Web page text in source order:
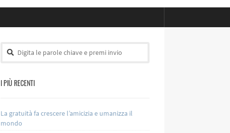
I PIÙ RECENTI
La gratuità fa crescere l’amicizia e umanizza il
mondo